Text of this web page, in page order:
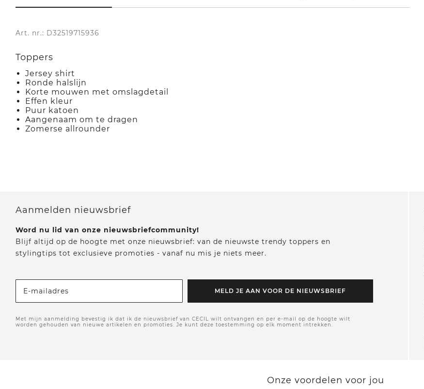
Art. nr.: D32519715936
Toppers
Jersey shirt
Ronde halslijn
Korte mouwen met omslagdetail
Effen kleur
Puur katoen
Aangenaam om te dragen
Zomerse allrounder
Aanmelden nieuwsbrief
Word nu lid van onze nieuwsbriefcommunity!
Blijf altijd op de hoogte met onze nieuwsbrief: van de nieuwste trendy toppers en
stylingtips tot exclusieve promoties - vanaf nu mis je niets meer.
E-mailadres MELD JE AAN VOOR DE NIEUWSBRIEF
Met mijn aanmelding bevestig ik dat ik de nieuwsbrief van CECIL wilt ontvangen en per e-mail op de hoogte wilt
worden gehouden van nieuwe artikelen en promoties. Je kunt deze toestemming op elk moment intrekken.
Onze voordelen voor jou